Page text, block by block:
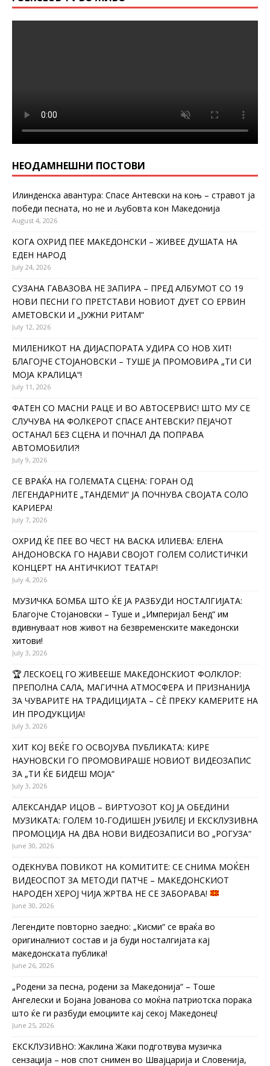
НЕОДАМНЕШНИ ПОСТОВИ
Илинденска авантура: Спасе Антевски на коњ – стравот ја
победи песната, но не и љубовта кон Македонија
August 4, 2026
КОГА ОХРИД ПЕЕ МАКЕДОНСКИ – ЖИВЕЕ ДУШАТА НА
ЕДЕН НАРОД
July 24, 2026
СУЗАНА ГАВАЗОВА НЕ ЗАПИРА – ПРЕД АЛБУМОТ СО 19
НОВИ ПЕСНИ ГО ПРЕТСТАВИ НОВИОТ ДУЕТ СО ЕРВИН
АМЕТОВСКИ И „ЈУЖНИ РИТАМ“
July 12, 2026
МИЛЕНИКОТ НА ДИЈАСПОРАТА УДИРА СО НОВ ХИТ!
БЛАГОЈЧЕ СТОЈАНОВСКИ – ТУШЕ ЈА ПРОМОВИРА „ТИ СИ
МОЈА КРАЛИЦА“!
July 11, 2026
ФАТЕН СО МАСНИ РАЦЕ И ВО АВТОСЕРВИС! ШТО МУ СЕ
СЛУЧУВА НА ФОЛКЕРОТ СПАСЕ АНТЕВСКИ? ПЕЈАЧОТ
ОСТАНАЛ БЕЗ СЦЕНА И ПОЧНАЛ ДА ПОПРАВА
АВТОМОБИЛИ?!
July 9, 2026
СЕ ВРАЌА НА ГОЛЕМАТА СЦЕНА: ГОРАН ОД
ЛЕГЕНДАРНИТЕ „ТАНДЕМИ“ ЈА ПОЧНУВА СВОЈАТА СОЛО
КАРИЕРА!
July 7, 2026
ОХРИД ЌЕ ПЕЕ ВО ЧЕСТ НА ВАСКА ИЛИЕВА: ЕЛЕНА
АНДОНОВСКА ГО НАЈАВИ СВОЈОТ ГОЛЕМ СОЛИСТИЧКИ
КОНЦЕРТ НА АНТИЧКИОТ ТЕАТАР!
July 4, 2026
МУЗИЧКА БОМБА ШТО ЌЕ ЈА РАЗБУДИ НОСТАЛГИЈАТА:
Благојче Стојановски – Туше и „Империјал Бенд“ им
вдивнуваат нов живот на безвременските македонски
хитови!
July 3, 2026
🏆 ЛЕСКОЕЦ ГО ЖИВЕЕШЕ МАКЕДОНСКИОТ ФОЛКЛОР:
ПРЕПОЛНА САЛА, МАГИЧНА АТМОСФЕРА И ПРИЗНАНИЈА
ЗА ЧУВАРИТЕ НА ТРАДИЦИЈАТА – СÈ ПРЕКУ КАМЕРИТЕ НА
ИН ПРОДУКЦИЈА!
July 3, 2026
ХИТ КОЈ ВЕЌЕ ГО ОСВОЈУВА ПУБЛИКАТА: КИРЕ
НАУНОВСКИ ГО ПРОМОВИРАШЕ НОВИОТ ВИДЕОЗАПИС
ЗА „ТИ ЌЕ БИДЕШ МОЈА“
July 3, 2026
АЛЕКСАНДАР ИЦОВ – ВИРТУОЗОТ КОЈ ЈА ОБЕДИНИ
МУЗИКАТА: ГОЛЕМ 10-ГОДИШЕН ЈУБИЛЕЈ И ЕКСКЛУЗИВНА
ПРОМОЦИЈА НА ДВА НОВИ ВИДЕОЗАПИСИ ВО „РОГУЗА“
June 30, 2026
ОДЕКНУВА ПОВИКОТ НА КОМИТИТЕ: СЕ СНИМА МОЌЕН
ВИДЕОСПОТ ЗА МЕТОДИ ПАТЧЕ – МАКЕДОНСКИОТ
НАРОДЕН ХЕРОЈ ЧИЈА ЖРТВА НЕ СЕ ЗАБОРАВА!
June 30, 2026
Легендите повторно заедно: „Кисми“ се враќа во
оригиналниот состав и ја буди носталгијата кај
македонската публика!
June 26, 2026
„Родени за песна, родени за Македонија“ – Тоше
Ангелески и Бојана Јованова со моќна патриотска порака
што ќе ги разбуди емоциите кај секој Македонец!
June 25, 2026
ЕКСКЛУЗИВНО: Жаклина Жаки подготвува музичка
сензација – нов спот снимен во Швајцарија и Словенија,